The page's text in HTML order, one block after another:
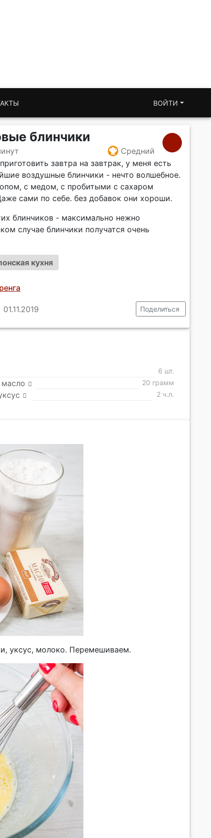
ВОЙТИ
блинчики
Средний
завтра на завтрак, у меня есть
воздушные блинчики - нечто волшебное.
с медом, с пробитыми с сахаром
сами по себе. без добавок они хороши.
блинчиков - максимально нежно
случае блинчики получатся очень
кухня
01.11.2019 Поделиться
6 шт.
20 грамм
2 ч.л.
уксус, молоко. Перемешиваем.